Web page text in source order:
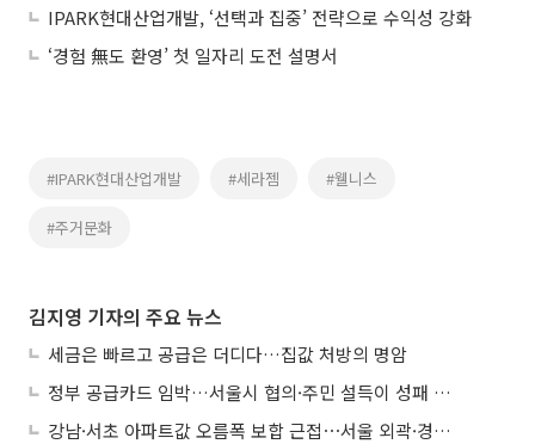
IPARK현대산업개발, ‘선택과 집중’ 전략으로 수익성 강화
‘경험 無도 환영’ 첫 일자리 도전 설명서
#IPARK현대산업개발 #세라젬 #웰니스
#주거문화
김지영 기자의 주요 뉴스
세금은 빠르고 공급은 더디다…집값 처방의 명암
정부 공급카드 임박…서울시 협의·주민 설득이 성패 가른다
강남·서초 아파트값 오름폭 보합 근접⋯서울 외곽·경기 남부 중심 매수세